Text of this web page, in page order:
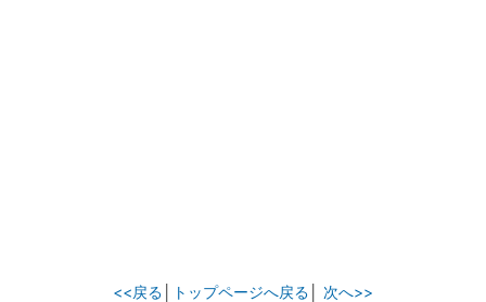
<<戻る トップページへ戻る 次へ>>